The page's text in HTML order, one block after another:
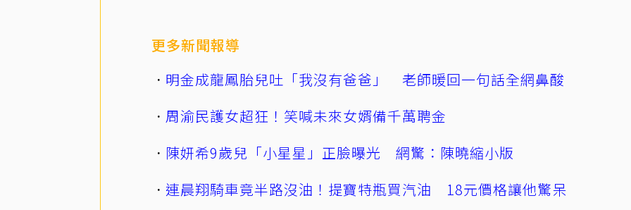
更多新聞報導
明金成龍鳳胎兒吐「我沒有爸爸」 老師暖回一句話全網鼻酸
周渝民護女超狂！笑喊未來女婿備千萬聘金
陳妍希9歲兒「小星星」正臉曝光 網驚：陳曉縮小版
連晨翔騎車竟半路沒油！提寶特瓶買汽油 18元價格讓他驚呆